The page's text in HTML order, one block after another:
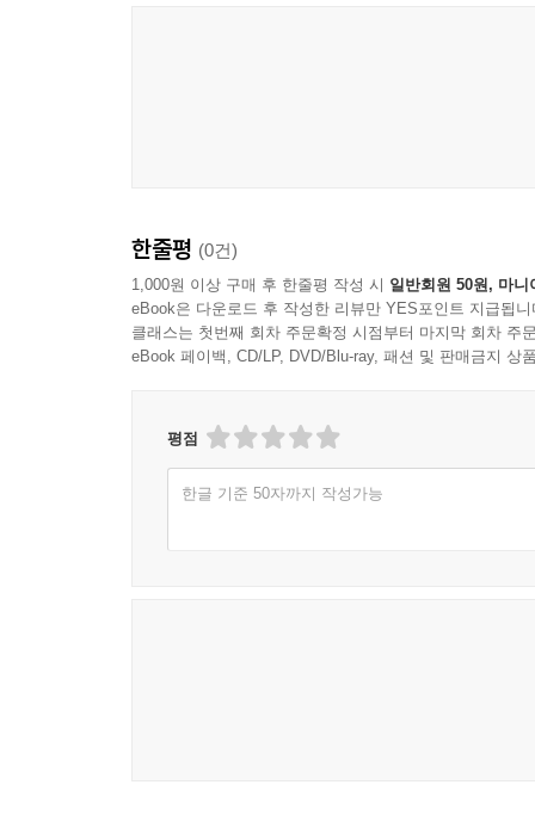
한줄평 (0건)
1,000원 이상 구매 후 한줄평 작성 시 일반회원 50원, 마니
eBook은 다운로드 후 작성한 리뷰만 YES포인트 지급됩니
클래스는 첫번째 회차 주문확정 시점부터 마지막 회차 주
eBook 페이백, CD/LP, DVD/Blu-ray, 패션 및 판매금지 상
평점
한글 기준 50자까지 작성가능